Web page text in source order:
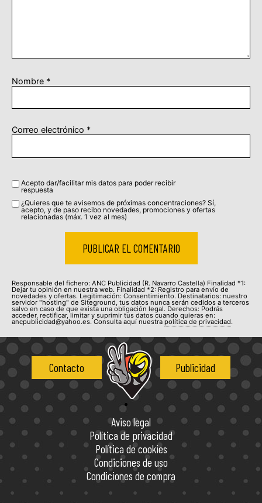
Nombre *
Correo electrónico *
Acepto dar/facilitar mis datos para poder recibir
respuesta
¿Quieres que te avisemos de próximas concentraciones? Sí,
acepto, y de paso recibo novedades, promociones y ofertas
relacionadas (máx. 1 vez al mes)
Responsable del fichero: ANC Publicidad (R. Navarro Castella) Finalidad *1:
Dejar tu opinión en nuestra web. Finalidad *2: Registro para envío de
novedades y ofertas. Legitimación: Consentimiento. Destinatarios: nuestro
servidor "hosting" de Siteground, tus datos nunca serán cedidos a terceros
salvo en caso de que exista una obligación legal. Derechos: Podrás
acceder, rectificar, limitar y suprimir tus datos cuando quieras en:
ancpublicidad@yahoo.es. Consulta aquí nuestra política de privacidad.
Contacto Publicidad
Aviso legal
Política de privacidad
Política de cookies
Condiciones de uso
Condiciones de compra